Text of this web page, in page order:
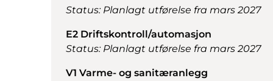
Status: Planlagt utførelse fra mars 2027
E2 Driftskontroll/automasjon
Status: Planlagt utførelse fra mars 2027
V1 Varme- og sanitæranlegg